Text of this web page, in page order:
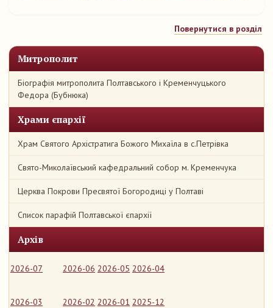
Митрополит
Біографія митрополита Полтавського і Кременчуцького
Федора (Бубнюка)
Храми єпархії
Храм Святого Архістратига Божого Михаїла в с.Петрівка
Свято-Миколаївський кафедральний собор м. Кременчука
Церква Покрови Пресвятої Богородиці у Полтаві
Список парафій Полтавської єпархії
Архів
2026-07 2026-06 2026-05 2026-04
2026-03 2026-02 2026-01 2025-12
Повернутися в розділ